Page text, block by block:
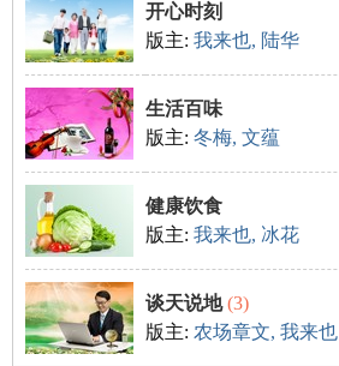
哈
尔
» ›
开心时刻
版主: 我来也, 陆华
生活百味
版主: 冬梅, 文蕴
健康饮食
版主: 我来也, 冰花
谈天说地(3)
版主: 农场章文, 我来也